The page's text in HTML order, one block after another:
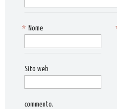
Nome
*
Sito web
commento.